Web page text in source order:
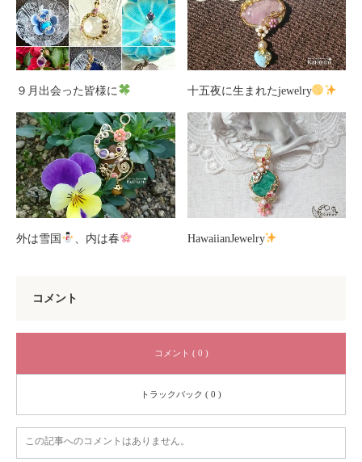
９月出会った皆様に 十五夜に生まれたjewelry
外は雪国 、内は春 HawaiianJewelry
コメント
コメント ( 0 )
トラックバック ( 0 )
この記事へのコメントはありません。